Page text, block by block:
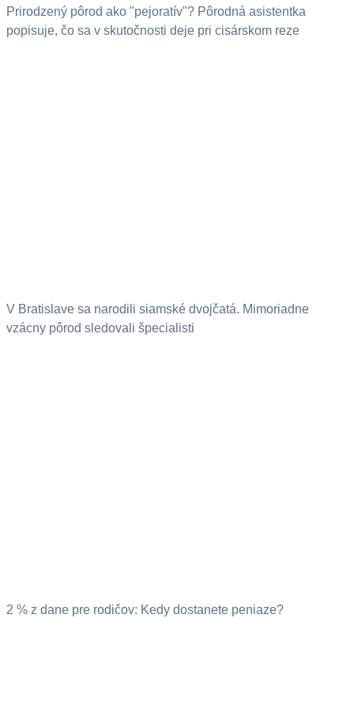
Prirodzený pôrod ako "pejoratív"? Pôrodná asistentka
popisuje, čo sa v skutočnosti deje pri cisárskom reze
V Bratislave sa narodili siamské dvojčatá. Mimoriadne
vzácny pôrod sledovali špecialisti
2 % z dane pre rodičov: Kedy dostanete peniaze?